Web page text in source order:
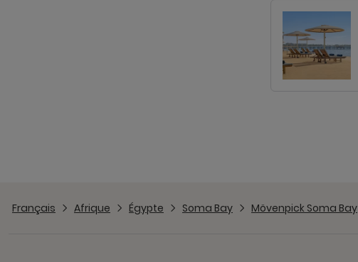
Français Afrique Égypte Soma Bay Mövenpick Soma Bay